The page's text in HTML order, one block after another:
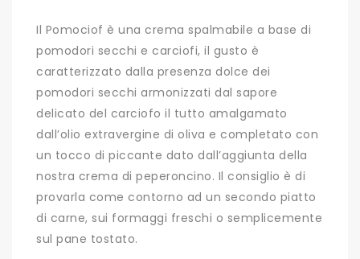
Il Pomociof è una crema spalmabile a base di
pomodori secchi e carciofi, il gusto è
caratterizzato dalla presenza dolce dei
pomodori secchi armonizzati dal sapore
delicato del carciofo il tutto amalgamato
dall’olio extravergine di oliva e completato con
un tocco di piccante dato dall’aggiunta della
nostra crema di peperoncino. Il consiglio è di
provarla come contorno ad un secondo piatto
di carne, sui formaggi freschi o semplicemente
sul pane tostato.